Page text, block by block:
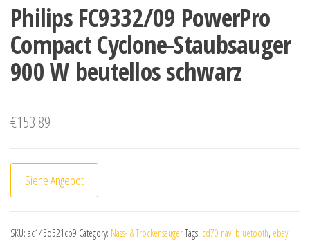
Philips FC9332/09 PowerPro
Compact Cyclone-Staubsauger
900 W beutellos schwarz
€153.89
Siehe Angebot
SKU: ac145d521cb9 Category: Nass- & TrockensaugerTags: cd70 navi bluetooth, ebay